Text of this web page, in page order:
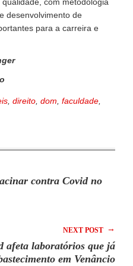
com metodologia
desenvolvimento de
para a carreira e
, direito, dom, faculdade,
contra Covid no
NEXT POST →
afeta laboratórios que já
em Venâncio